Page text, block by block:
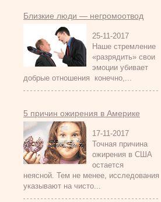
Близкие люди — негромоотвод
25-11-2017
Наше стремление
«разрядить» свои
эмоции убивает
добрые отношения конечно,...
5 причин ожирения в Америке
17-11-2017
Точная причина
ожирения в США
остается
неясной. Тем не менее, исследования
указывают на чисто...